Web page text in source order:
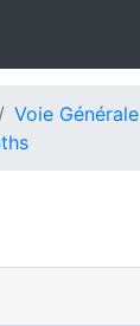
Voie Générale